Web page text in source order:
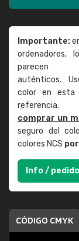
Importante:
ordenadores,
parecen
auténticos.
color en esta
referencia.
comprar un
seguro del
colores NCS
Info / pedido
CÓDIGO CMYK